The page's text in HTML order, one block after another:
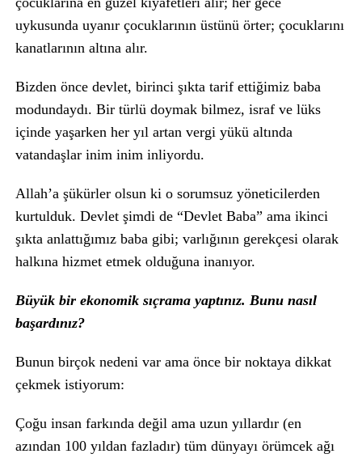
uykusunda uyanır çocuklarının üstünü örter; çocuklarını
kanatlarının altına alır.
Bizden önce devlet, birinci şıkta tarif ettiğimiz baba
modundaydı. Bir türlü doymak bilmez, israf ve lüks
içinde yaşarken her yıl artan vergi yükü altında
vatandaşlar inim inim inliyordu.
Allah’a şükürler olsun ki o sorumsuz yöneticilerden
kurtulduk. Devlet şimdi de “Devlet Baba” ama ikinci
şıkta anlattığımız baba gibi; varlığının gerekçesi olarak
halkına hizmet etmek olduğuna inanıyor.
Büyük bir ekonomik sıçrama yaptınız. Bunu nasıl
başardınız?
Bunun birçok nedeni var ama önce bir noktaya dikkat
çekmek istiyorum:
Çoğu insan farkında değil ama uzun yıllardır (en
azından 100 yıldan fazladır) tüm dünyayı örümcek ağı